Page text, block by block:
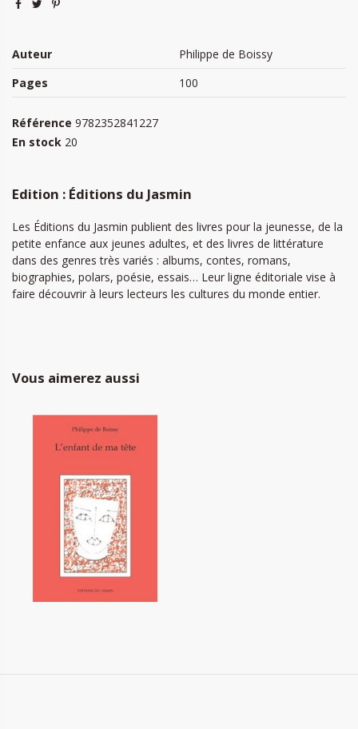
Auteur
Philippe de Boissy
Pages
100
Référence 9782352841227
En stock 20
Edition : Éditions du Jasmin
Les Éditions du Jasmin publient des livres pour la jeunesse, de la
petite enfance aux jeunes adultes, et des livres de littérature
dans des genres très variés : albums, contes, romans,
biographies, polars, poésie, essais… Leur ligne éditoriale vise à
faire découvrir à leurs lecteurs les cultures du monde entier.
Vous aimerez aussi
L'enfant de ma tête
20,00 €